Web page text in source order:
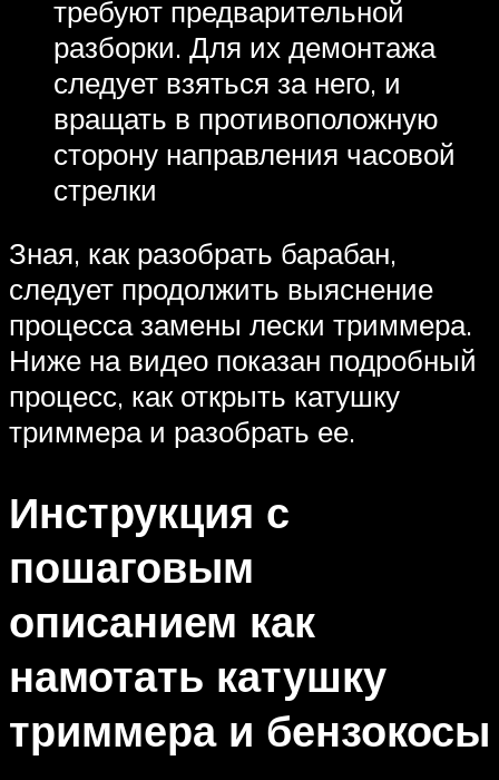
требуют предварительной
разборки. Для их демонтажа
следует взяться за него, и
вращать в противоположную
сторону направления часовой
стрелки
Зная, как разобрать барабан,
следует продолжить выяснение
процесса замены лески триммера.
Ниже на видео показан подробный
процесс, как открыть катушку
триммера и разобрать ее.
Инструкция с
пошаговым
описанием как
намотать катушку
триммера и бензокосы